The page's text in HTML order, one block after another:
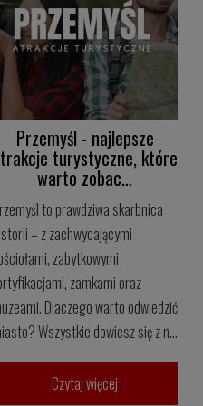
Przemyśl - najlepsze
turystyczne, które
warto zobac…
to prawdziwa skarbnica
– z zachwycającymi
zabytkowymi
zamkami oraz
Dlaczego warto odwiedzić
Wszystkie dowiesz się z n...
Czytaj więcej